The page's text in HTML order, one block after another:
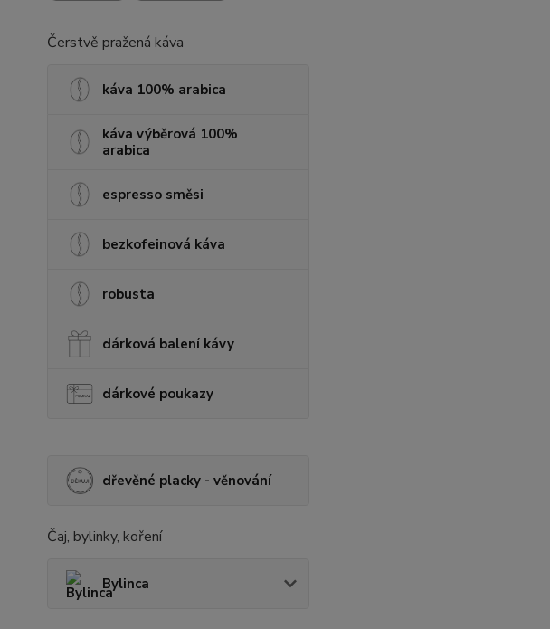
Čerstvě pražená káva
káva 100% arabica
káva výběrová 100%
arabica
espresso směsi
bezkofeinová káva
robusta
dárková balení kávy
dárkové poukazy
dřevěné placky - věnování
Čaj, bylinky, koření
Bylinca